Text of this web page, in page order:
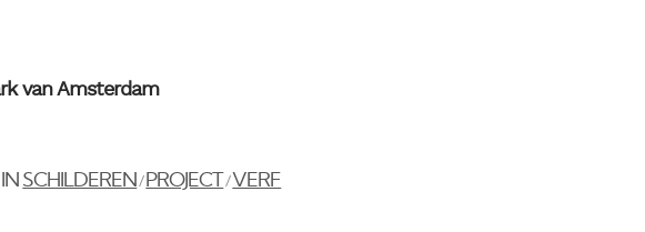
van Amsterdam
SCHILDEREN / PROJECT /VERF